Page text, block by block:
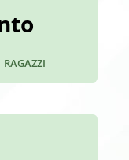
RAGAZZI